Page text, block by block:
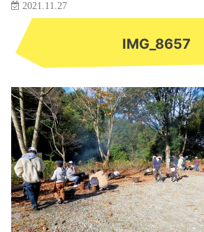
2021.11.27
IMG_8657